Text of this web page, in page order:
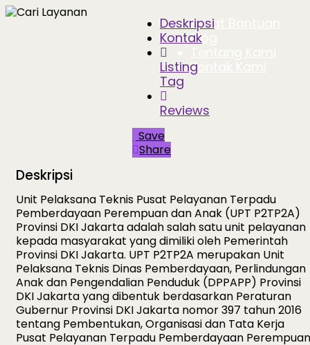
Pusat Bantuan
Blog
Kontak Kami
Deskripsi
Kontak
Listing
Tag
Reviews
Save
Share
Deskripsi
Unit Pelaksana Teknis Pusat Pelayanan Terpadu
Pemberdayaan Perempuan dan Anak (UPT P2TP2A)
Provinsi DKI Jakarta adalah salah satu unit pelayanan
kepada masyarakat yang dimiliki oleh Pemerintah
Provinsi DKI Jakarta. UPT P2TP2A merupakan Unit
Pelaksana Teknis Dinas Pemberdayaan, Perlindungan
Anak dan Pengendalian Penduduk (DPPAPP) Provinsi
DKI Jakarta yang dibentuk berdasarkan Peraturan
Gubernur Provinsi DKI Jakarta nomor 397 tahun 2016
tentang Pembentukan, Organisasi dan Tata Kerja
Pusat Pelayanan Terpadu Pemberdayaan Perempuan